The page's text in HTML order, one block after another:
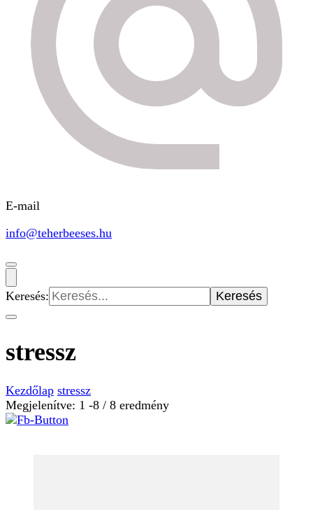
E-mail
info@teherbeeses.hu
Keresés:
stressz
Kezdőlap stressz
Megjelenítve: 1 -8 / 8 eredmény